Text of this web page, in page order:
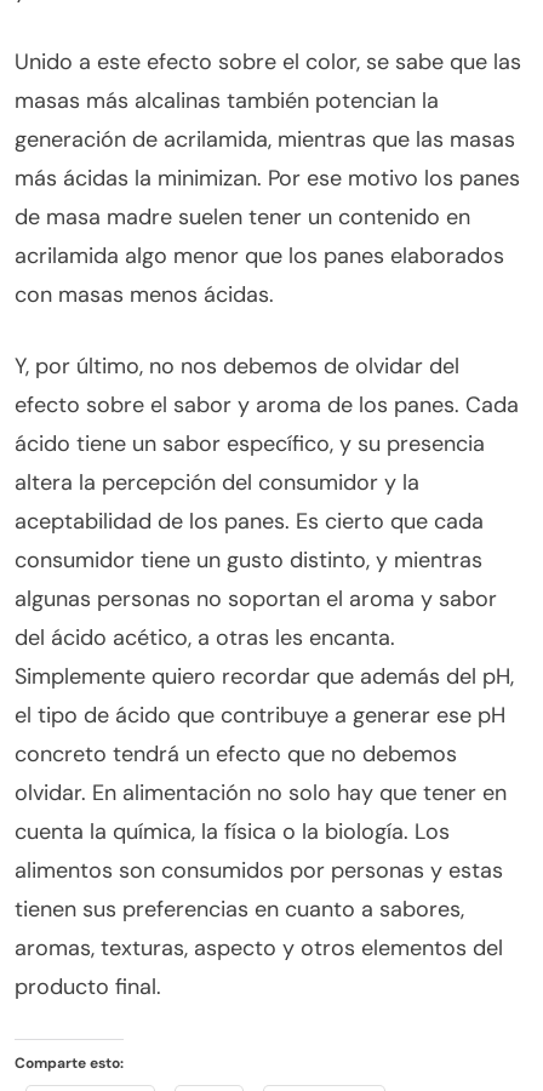
Unido a este efecto sobre el color, se sabe que las
masas más alcalinas también potencian la
generación de acrilamida, mientras que las masas
más ácidas la minimizan. Por ese motivo los panes
de masa madre suelen tener un contenido en
acrilamida algo menor que los panes elaborados
con masas menos ácidas.
Y, por último, no nos debemos de olvidar del
efecto sobre el sabor y aroma de los panes. Cada
ácido tiene un sabor específico, y su presencia
altera la percepción del consumidor y la
aceptabilidad de los panes. Es cierto que cada
consumidor tiene un gusto distinto, y mientras
algunas personas no soportan el aroma y sabor
del ácido acético, a otras les encanta.
Simplemente quiero recordar que además del pH,
el tipo de ácido que contribuye a generar ese pH
concreto tendrá un efecto que no debemos
olvidar. En alimentación no solo hay que tener en
cuenta la química, la física o la biología. Los
alimentos son consumidos por personas y estas
tienen sus preferencias en cuanto a sabores,
aromas, texturas, aspecto y otros elementos del
producto final.
Comparte esto: